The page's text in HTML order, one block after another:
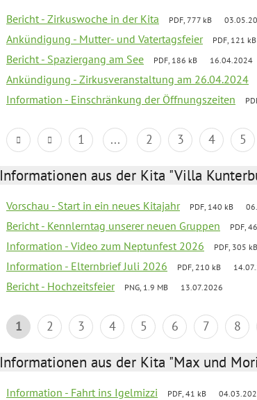
Bericht - Zirkuswoche in der Kita PDF, 777 kB
Ankündigung - Mutter- und Vatertagsfeier PDF, 121 kB
Bericht - Spaziergang am See PDF, 186 kB 16.04.2024
Ankündigung - Zirkusveranstaltung am 26.04.2024
Information - Einschränkung der Öffnungszeiten
1 ... 2 3 4 5
Informationen aus der Kita "Villa
Vorschau - Start in ein neues Kitajahr PDF, 140 kB
Bericht - Kennlerntag unserer neuen Gruppen PDF,
Information - Video zum Neptunfest 2026 PDF, 305 kB
Information - Elternbrief Juli 2026 PDF, 210 kB
Bericht - Hochzeitsfeier PNG, 1.9 MB 13.07.2026
1 2 3 4 5 6 7 8
Informationen aus der Kita "Max und
Information - Fahrt ins Igelmizzi PDF, 41 kB